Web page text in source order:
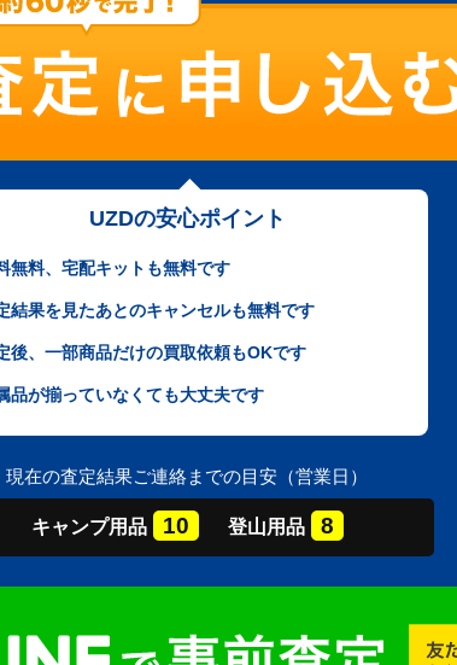
UZDの安心ポイント
無料、宅配キットも無料です
結果を見たあとのキャンセルも無料です
後、一部商品だけの買取依頼もOKです
品が揃っていなくても大丈夫です
現在の査定結果ご連絡までの目安（営業日）
キャンプ用品 10 登山用品 8